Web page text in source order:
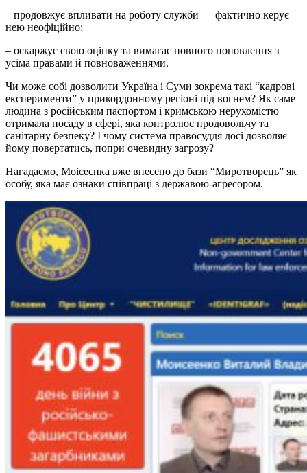
– продовжує впливати на роботу служби — фактично керує
нею неофіційно;
– оскаржує свою оцінку та вимагає повного поновлення з
усіма правами й повноваженнями.
Чи може собі дозволити Україна і Суми зокрема такі “кадрові
експерименти” у прикордонному регіоні під вогнем? Як саме
людина з російським паспортом і кримською нерухомістю
отримала посаду в сфері, яка контролює продовольчу та
санітарну безпеку? І чому система правосуддя досі дозволяє
йому повертатись, попри очевидну загрозу?
Нагадаємо, Моісеєнка вже внесено до бази “Миротворець” як
особу, яка має ознаки співпраці з державою-агресором.